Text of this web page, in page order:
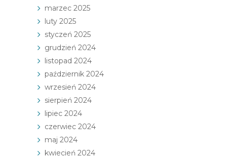
marzec 2025
luty 2025
styczeń 2025
grudzień 2024
listopad 2024
październik 2024
wrzesień 2024
sierpień 2024
lipiec 2024
czerwiec 2024
maj 2024
kwiecień 2024